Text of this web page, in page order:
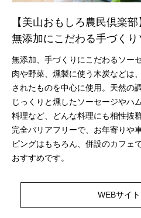
【美⼭おもしろ農⺠倶楽部
無添加にこだわる手づくり
無添加、手づくりにこだわるソー
肉や野菜、燻製に使う木炭などは
されたものを中心に使用。天然の
じっくりと燻したソーセージやハ
料理など、どんな料理にも相性抜
完全バリアフリーで、お年寄りや
ピングはもちろん、併設のカフェ
おすすめです。
WEBサイ